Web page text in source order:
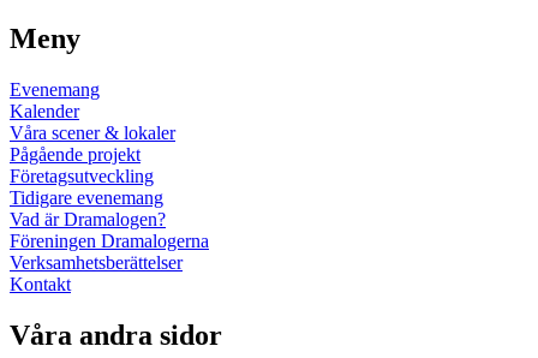
Meny
Evenemang
Kalender
Våra scener & lokaler
Pågående projekt
Företagsutveckling
Tidigare evenemang
Vad är Dramalogen?
Föreningen Dramalogerna
Verksamhetsberättelser
Kontakt
Våra andra sidor